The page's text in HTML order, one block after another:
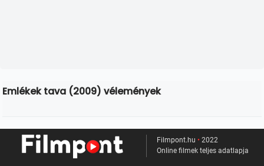
Emlékek tava (2009) vélemények
Filmpont.hu• 2022
Online filmek teljes adatlapja